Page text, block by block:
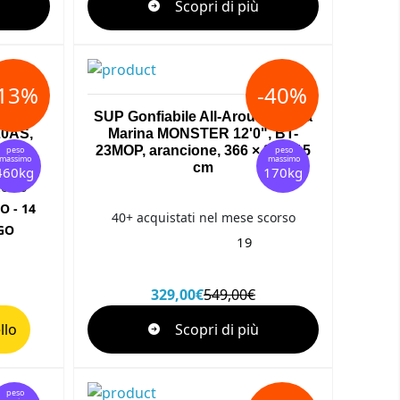
Scopri di più
peso
- 14
-40%
peso
massimo
170kg
SUP Gonfiabile All-Around Aqua
Marina MONSTER 12'0", BT-
23MOP, arancione, 366 × 84 × 15
cm
40+ acquistati nel mese scorso
19
329,00€549,00€
Scopri di più
peso